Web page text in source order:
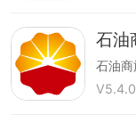
石油
石油
V5.4.0